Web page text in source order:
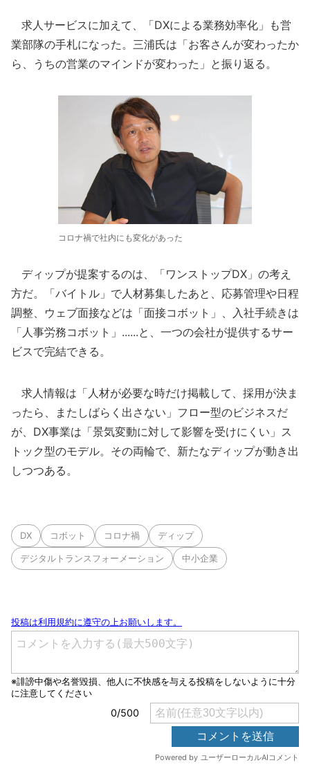
求人サービスに加えて、「DXによる業務効率化」も営
業部隊の手札になった。三浦氏は「お客さんが変わったか
ら、うちの営業のマインドが変わった」と振り返る。
コロナ禍で社内にも変化があった
ディップが提案するのは、「ワンストップDX」の考え
方だ。「バイトル」で人材募集したあと、応募管理や日程
調整、ウェブ面接などは「面接コボット」、入社手続きは
「人事労務コボット」......と、一つの会社が提供するサー
ビスで完結できる。
求人情報は「人材が必要な時だけ掲載して、採用が決ま
ったら、またしばらく出さない」フロー型のビジネスだ
が、DX事業は「景気変動に対して影響を受けにくい」ス
トック型のモデル。その両輪で、新たなディップが動き出
しつつある。
DX コボット コロナ禍 ディップ
デジタルトランスフォーメーション 中小企業